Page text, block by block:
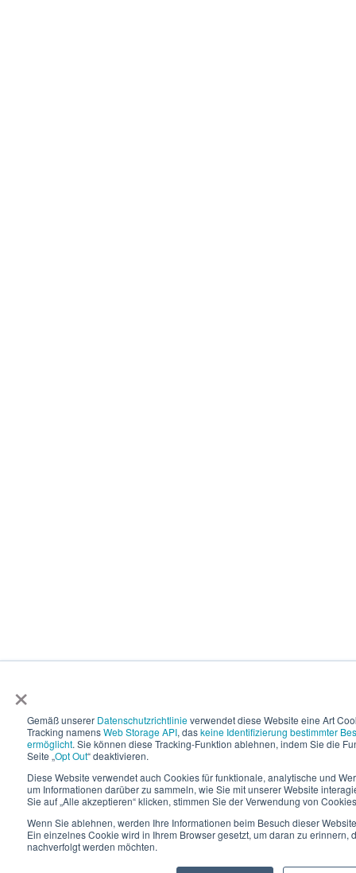
×
Gemäß unserer Datenschutzrichtlinieverwendet diese Website eine Art
Tracking namensWeb Storage API, daskeine Identifizierung bestimmter
ermöglicht. Sie können diese Tracking-Funktion ablehnen, indem Sie die
Seite „Opt Out“ deaktivieren.
Diese Website verwendet auch Cookies für funktionale, analytische und
um Informationen darüber zu sammeln, wie Sie mit unserer Website
Sie auf „Alle akzeptieren“ klicken, stimmen Sie der Verwendung von
Wenn Sie ablehnen, werden Ihre Informationen beim Besuch dieser
Ein einzelnes Cookie wird in Ihrem Browser gesetzt, um daran zu erinnern,
nachverfolgt werden möchten.